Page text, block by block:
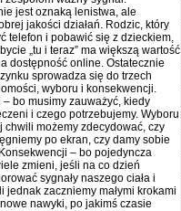
jest oznaką lenistwa, ale
jakości działań. Rodzic, który
telefon i pobawić się z dzieckiem,
„tu i teraz” ma większą wartość
dostępność online. Ostatecznie
sprowadza się do trzech
wyboru i konsekwencji.
bo musimy zauważyć, kiedy
i czego potrzebujemy. Wyboru
chwili możemy zdecydować, czy
po ekran, czy damy sobie
– bo pojedyncza
zmieni, jeśli na co dzień
sygnały naszego ciała i
jednak zaczniemy małymi krokami
nawyki, po jakimś czasie